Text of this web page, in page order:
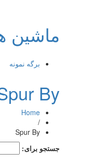
ماشین
برگه نمونه
By
Home
/
Spur By
جستجو برای: